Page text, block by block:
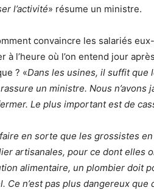
l’activité» résume un ministre.
convaincre les salariés
à l’heure où l’on entend jour
? «Dans les usines, il suffit que
un ministre. Nous
Le plus important est de
en sorte que les grossistes
artisanales, pour ce dont elles
alimentaire, un plombier doit
Ce n’est pas plus dangereux